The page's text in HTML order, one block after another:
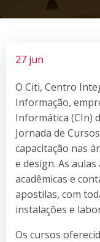
27 jun
O Citi, Centro
Informação,
Informática (CIn)
Jornada de
capacitação nas
e design. As
acadêmicas e
apostilas, com
instalações e
Os cursos